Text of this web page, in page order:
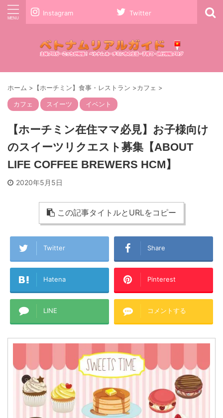
Instagram Twitter
ホーム > 【ホーチミン】食事・レストラン >カフェ >
カフェ スイーツ イベント
【ホーチミン在住ママ必見】お子様向け
のスイーツリクエスト募集【ABOUT
LIFE COFFEE BREWERS HCM】
2020年5月5日
この記事タイトルとURLをコピー
Twitter Share
Hatena Pinterest
LINE コメントする